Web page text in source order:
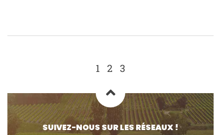
1 2 3
SUIVEZ-NOUS SUR LES RÉSEAUX !